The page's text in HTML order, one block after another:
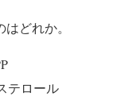
どれか。
テロール